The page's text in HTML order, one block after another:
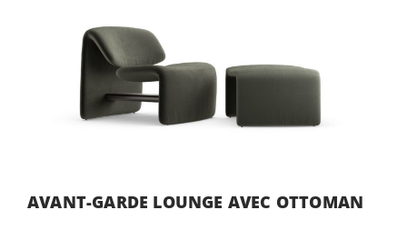
AVANT-GARDE LOUNGE AVEC OTTOMAN